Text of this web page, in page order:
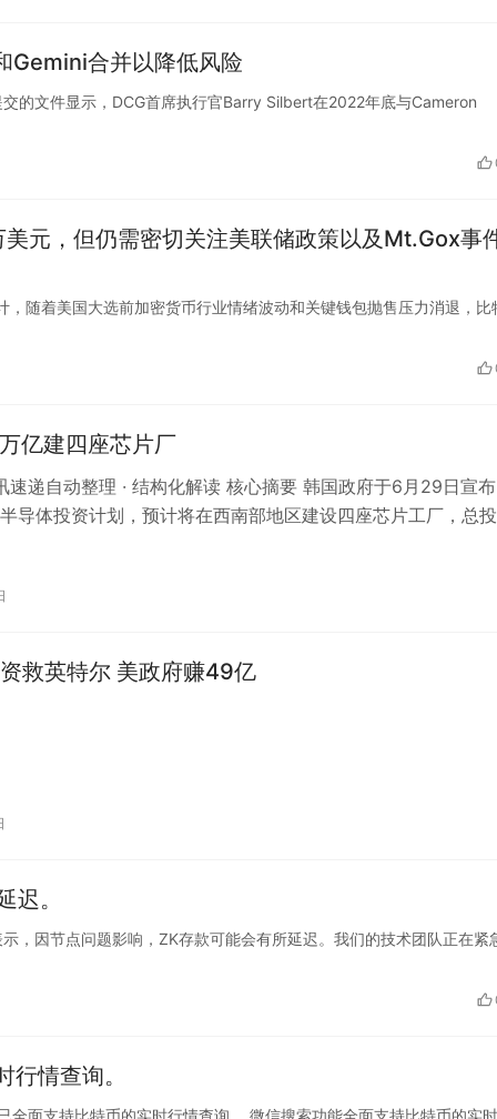
Gemini合并以降低风险
文件显示，DCG首席执行官Barry Silbert在2022年底与Cameron
元，但仍需密切关注美联储政策以及Mt.Gox事
随着美国大选前加密货币行业情绪波动和关键钱包抛售压力消退，比
亿建四座芯片厂
速递自动整理 · 结构化解读 核心摘要 韩国政府于6月29日宣
导体投资计划，预计将在西南部地区建设四座芯片工厂，总投
救英特尔 美政府赚49亿
迟。
因节点问题影响，ZK存款可能会有所延迟。我们的技术团队正在紧
情查询。
面支持比特币的实时行情查询。 微信搜索功能全面支持比特币的实